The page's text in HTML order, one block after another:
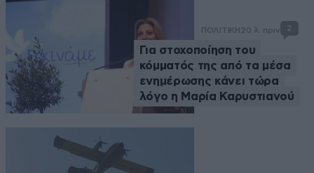
ΠΟΛΙΤΙΚΗ20 λ. πριν 2
Για στοχοποίηση του
κόμματός της από τα μέσα
ενημέρωσης κάνει τώρα
λόγο η Μαρία Καρυστιανού